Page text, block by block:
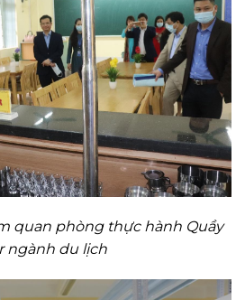
quan phòng thực hành Quầy
ngành du lịch